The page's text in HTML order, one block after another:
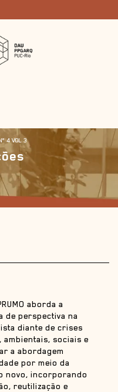
4 VOL 3
aborda a
de perspectiva na
diante de crises
ambientais, sociais e
a abordagem
por meio da
novo, incorporando
reutilização e